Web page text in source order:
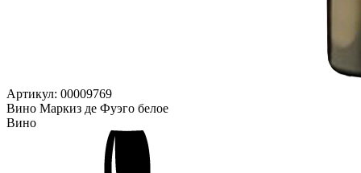
Артикул: 00009769
Вино Маркиз де Фуэго белое
Вино